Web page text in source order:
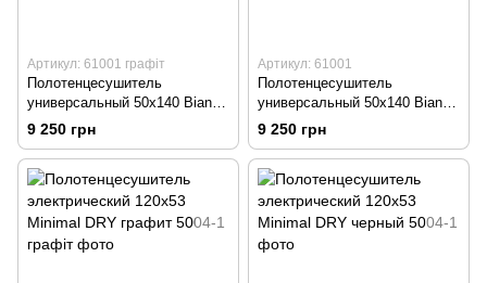
Артикул: 61001 графіт
Полотенцесушитель
универсальный 50х140 Bianco
графит (электрический,
водяной, комбинированный)
9 250 грн
Артикул: 61001
Полотенцесушитель
универсальный 50х140 Bianco
черный (электрический,
водяной, комбинированный)
9 250 грн